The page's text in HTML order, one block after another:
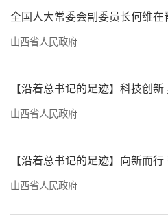
全国人大常委会副委员长何维在
山西省人民政府
【沿着总书记的足迹】科技创
山西省人民政府
【沿着总书记的足迹】向新而
山西省人民政府